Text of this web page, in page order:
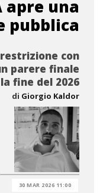
apre una
pubblica
con
parere finale
fine del 2026
di Giorgio Kaldor
30 MAR 2026 11:00